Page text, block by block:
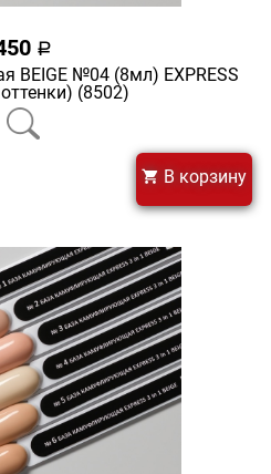
a
BEIGE №04 (8мл) EXPRESS
(8502)
В корзину